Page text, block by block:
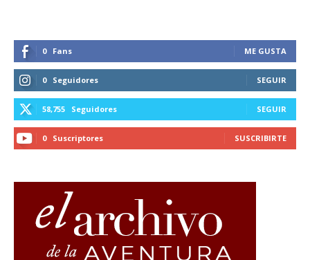
0 Fans ME GUSTA
0 Seguidores SEGUIR
58,755 Seguidores SEGUIR
0 Suscriptores SUSCRIBIRTE